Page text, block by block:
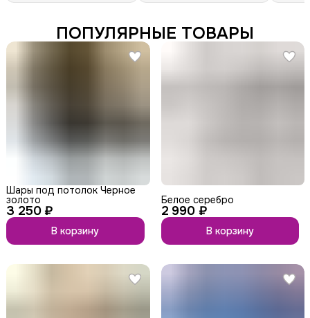
ПОПУЛЯРНЫЕ ТОВАРЫ
3 250 ₽
Шары под потолок Черное
золото
В корзину
2 990 ₽
Белое серебро
В корзину